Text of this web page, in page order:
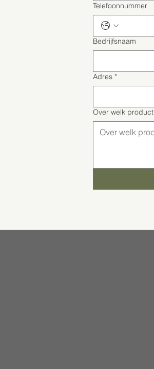
Telefoonnummer
Bedrijfsnaam
Adres *
Over welk